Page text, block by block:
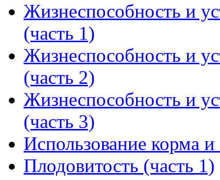
Жизнеспособность и
(часть 1)
Жизнеспособность и
(часть 2)
Жизнеспособность и
(часть 3)
Использование корма
Плодовитость (часть 1)